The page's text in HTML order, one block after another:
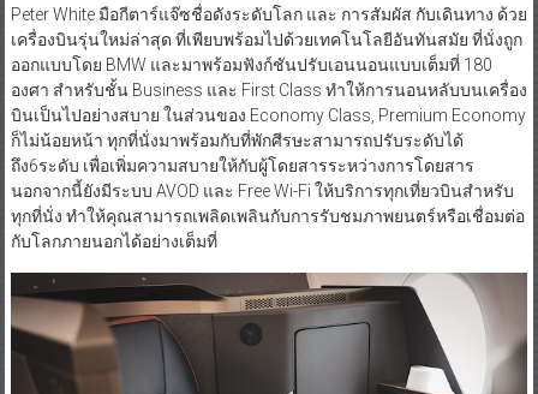
Peter White มือกีตาร์แจ๊ซชื่อดังระดับโลก และ การสัมผัส กับเดินทาง ด้วย
เครื่องบินรุ่นใหม่ล่าสุด ที่เพียบพร้อมไปด้วยเทคโนโลยีอันทันสมัย ที่นั่งถูก
ออกแบบโดย BMW และมาพร้อมฟังก์ชันปรับเอนนอนแบบเต็มที่ 180
องศา สำหรับชั้น Business และ First Class ทำให้การนอนหลับบนเครื่อง
บินเป็นไปอย่างสบาย ในส่วนของ Economy Class, Premium Economy
ก็ไม่น้อยหน้า ทุกที่นั่งมาพร้อมกับที่พักศีรษะสามารถปรับระดับได้
ถึง6ระดับ เพื่อเพิ่มความสบายให้กับผู้โดยสารระหว่างการโดยสาร
นอกจากนี้ยังมีระบบ AVOD และ Free Wi-Fi ให้บริการทุกเที่ยวบินสำหรับ
ทุกที่นั่ง ทำให้คุณสามารถเพลิดเพลินกับการรับชมภาพยนตร์หรือเชื่อมต่อ
กับโลกภายนอกได้อย่างเต็มที่